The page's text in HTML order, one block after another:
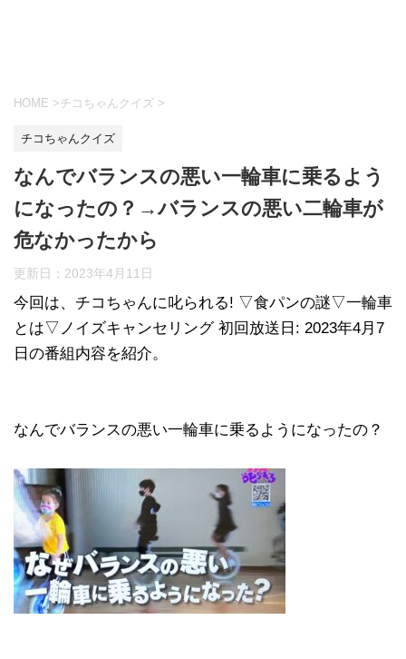
HOME >チコちゃんクイズ >
チコちゃんクイズ
なんでバランスの悪い一輪車に乗るよう
になったの？→バランスの悪い二輪車が
危なかったから
更新日： 2023年4月11日
今回は、チコちゃんに叱られる! ▽食パンの謎▽一輪車
とは▽ノイズキャンセリング 初回放送日: 2023年4月7
日の番組内容を紹介。
なんでバランスの悪い一輪車に乗るようになったの？